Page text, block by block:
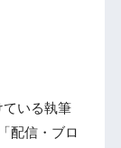
ている執筆
配信・ブロ